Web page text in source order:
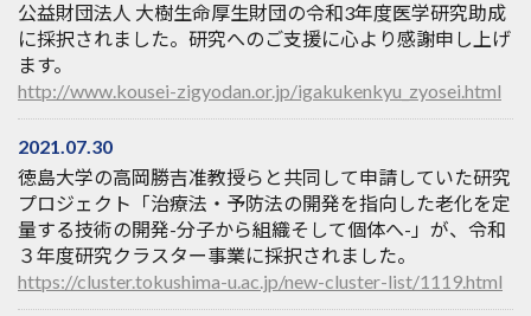
公益財団法人 大樹生命厚生財団の令和3年度医学研究助成
に採択されました。研究へのご支援に心より感謝申し上げ
ます。
http://www.kousei-zigyodan.or.jp/igakukenkyu_zyosei.html
2021.07.30
徳島大学の高岡勝吉准教授らと共同して申請していた研究
プロジェクト「治療法・予防法の開発を指向した老化を定
量する技術の開発-分子から組織そして個体へ-」が、令和
３年度研究クラスター事業に採択されました。
https://cluster.tokushima-u.ac.jp/new-cluster-list/1119.html